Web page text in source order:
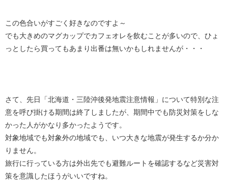
この色合いがすごく好きなのですよ～
でも大きめのマグカップでカフェオレを飲むことが多いので、ひょ
っとしたら買ってもあまり出番は無いかもしれませんが・・・
さて、先日「北海道・三陸沖後発地震注意情報」について特別な注
意を呼び掛ける期間は終了しましたが、期間中でも防災対策をしな
かった人がかなり多かったようです。
対象地域でも対象外の地域でも、いつ大きな地震が発生するか分か
りません。
旅行に行っている方は外出先でも避難ルートを確認するなど災害対
策を意識したほうがいいですね。